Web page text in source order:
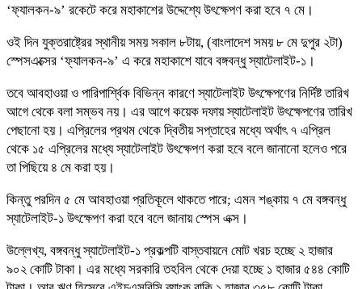
‘ফ্যালকন-৯’ রকেটে করে মহাকাশের উদ্দেশ্যে উৎক্ষেপণ করা হবে ৭ মে।
ওই দিন যুক্তরাষ্ট্রের স্থানীয় সময় সকাল ৮টায়, (বাংলাদেশ সময় ৮ মে দুপুর ২টা)
স্পেসএক্সের ‘ফ্যালকন-৯’ এ করে মহাকাশে যাবে বঙ্গবন্ধু স্যাটেলাইট-১।
তবে আবহাওয়া ও পারিপার্শ্বিক বিভিন্ন কারণে স্যাটেলাইট উৎক্ষেপণের নির্দিষ্ট তারিখ
আগে থেকে বলা সম্ভব নয়। এর আগে কয়েক দফায় স্যাটেলাইট উৎক্ষেপণের তারিখ
পেছানো হয়। এপ্রিলের প্রথম থেকে দ্বিতীয় সপ্তাহের মধ্যে অর্থাৎ ৭ এপ্রিল
থেকে ১৫ এপ্রিলের মধ্যে স্যাটেলাইট উৎক্ষেপণ করা হবে বলে জানানো হলেও পরে
তা পিছিয়ে ৪ মে করা হয়।
কিন্তু পরদিন ৫ মে আবহাওয়া প্রতিকূলে থাকতে পারে; এমন শঙ্কায় ৭ মে বঙ্গবন্ধু
স্যাটেলাইট-১ উৎক্ষেপণ করা হবে বলে জানায় স্পেস এক্স।
উল্লেখ্য, বঙ্গবন্ধু স্যাটেলাইট-১ প্রকল্পটি বাস্তবায়নে মোট খরচ হচ্ছে ২ হাজার
৯০২ কোটি টাকা। এর মধ্যে সরকারি তহবিল থেকে দেয়া হচ্ছে ১ হাজার ৫৪৪ কোটি